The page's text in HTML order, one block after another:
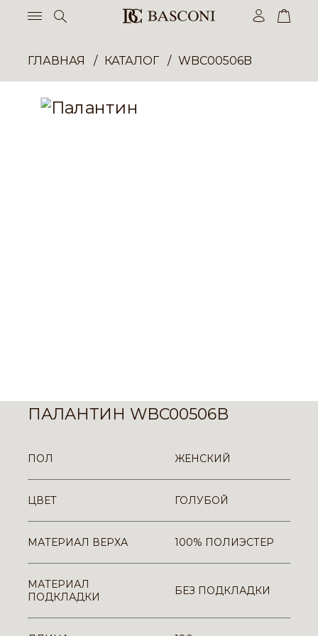
ГЛАВНАЯ КАТАЛОГ WBC00506B
ПАЛАНТИН WBC00506B
ПОЛ ЖЕНСКИЙ
ЦВЕТ ГОЛУБОЙ
МАТЕРИАЛ ВЕРХА 100% ПОЛИЭСТЕР
МАТЕРИАЛ
ПОДКЛАДКИ
БЕЗ ПОДКЛАДКИ